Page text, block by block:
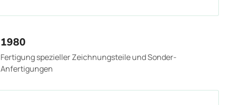
1980
Fertigung spezieller Zeichnungsteile und Sonder-
Anfertigungen